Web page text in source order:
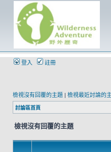
登入 註冊
檢視沒有回覆的主題 | 檢視最近討論的
討論區首頁
檢視沒有回覆的主題